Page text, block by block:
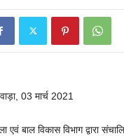
03 मार्च 2021
एवं बाल विकास विभाग द्वारा